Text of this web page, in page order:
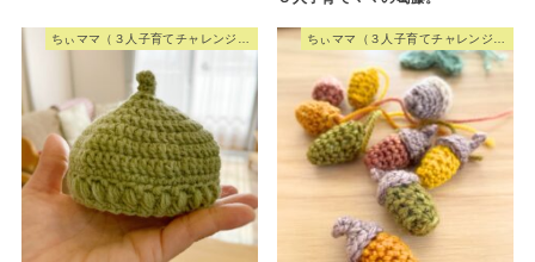
ちぃママ（３人子育てチャレンジママ） ちぃママ（３人子育てチャレンジママ）